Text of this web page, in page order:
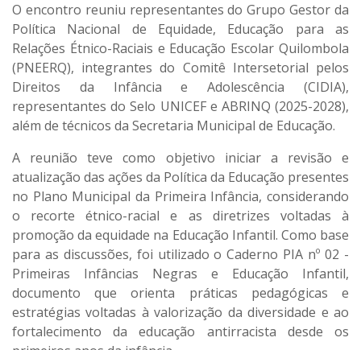
O encontro reuniu representantes do Grupo Gestor da
Política Nacional de Equidade, Educação para as
Relações Étnico-Raciais e Educação Escolar Quilombola
(PNEERQ), integrantes do Comitê Intersetorial pelos
Direitos da Infância e Adolescência (CIDIA),
representantes do Selo UNICEF e ABRINQ (2025-2028),
além de técnicos da Secretaria Municipal de Educação.
A reunião teve como objetivo iniciar a revisão e
atualização das ações da Política da Educação presentes
no Plano Municipal da Primeira Infância, considerando
o recorte étnico-racial e as diretrizes voltadas à
promoção da equidade na Educação Infantil. Como base
para as discussões, foi utilizado o Caderno PIA nº 02 -
Primeiras Infâncias Negras e Educação Infantil,
documento que orienta práticas pedagógicas e
estratégias voltadas à valorização da diversidade e ao
fortalecimento da educação antirracista desde os